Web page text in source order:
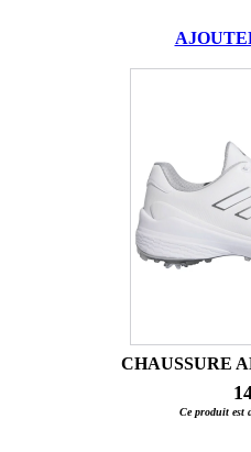
CHAUSSURE
Ce produit est